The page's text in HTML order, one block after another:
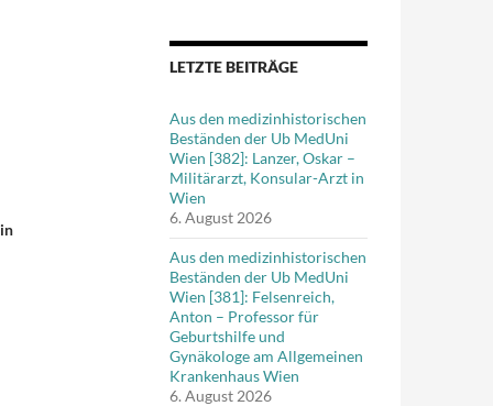
LETZTE BEITRÄGE
Aus den medizinhistorischen
Beständen der Ub MedUni
Wien [382]: Lanzer, Oskar –
Militärarzt, Konsular-Arzt in
Wien
6. August 2026
Aus den medizinhistorischen
Beständen der Ub MedUni
Wien [381]: Felsenreich,
Anton – Professor für
Geburtshilfe und
Gynäkologe am Allgemeinen
Krankenhaus Wien
6. August 2026